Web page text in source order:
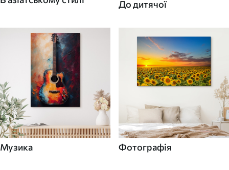
До дитячої
Музика Фотографія